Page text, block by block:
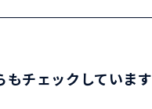
もチェックしています